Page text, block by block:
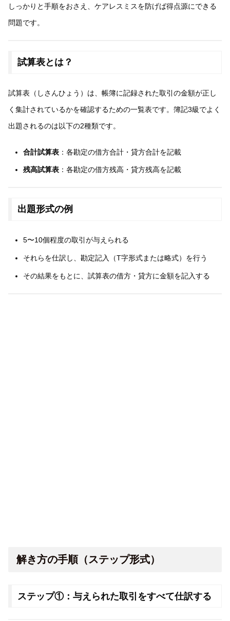
しっかりと手順をおさえ、ケアレスミスを防げば得点源にできる
問題です。
試算表とは？
試算表（しさんひょう）は、帳簿に記録された取引の金額が正し
く集計されているかを確認するための一覧表です。簿記3級でよく
出題されるのは以下の2種類です。
合計試算表：各勘定の借方合計・貸方合計を記載
残高試算表：各勘定の借方残高・貸方残高を記載
出題形式の例
5〜10個程度の取引が与えられる
それらを仕訳し、勘定記入（T字形式または略式）を行う
その結果をもとに、試算表の借方・貸方に金額を記入する
解き方の手順（ステップ形式）
ステップ①：与えられた取引をすべて仕訳する